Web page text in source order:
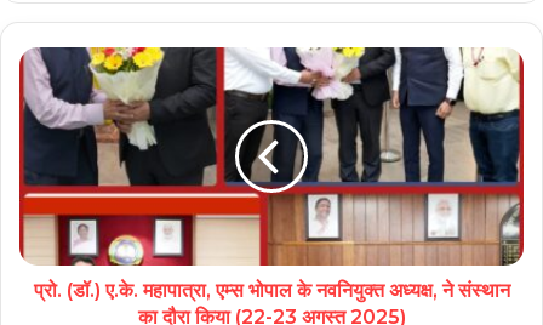
प्रो. (डॉ.) ए.के. महापात्रा, एम्स भोपाल के नवनियुक्त अध्यक्ष, ने संस्थान
का दौरा किया (22-23 अगस्त 2025)